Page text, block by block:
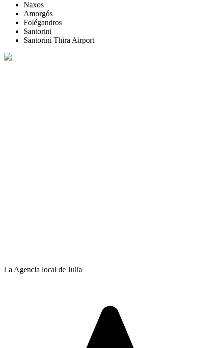
Naxos
Amorgós
Folégandros
Santorini
Santorini Thira Airport
La Agencia local de Julia